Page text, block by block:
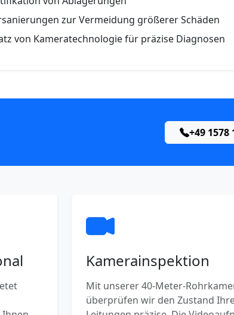
zur Vermeidung größerer Schäden
von Kameratechnologie für präzise Diagnosen
+49 1578
Kamerainspektion
Mit unserer 40-Meter-
überprüfen wir den Zustand